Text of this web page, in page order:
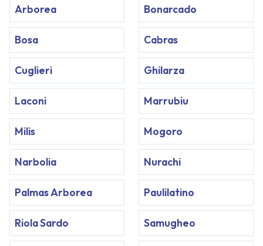
Arborea Bonarcado
Bosa Cabras
Cuglieri Ghilarza
Laconi Marrubiu
Milis Mogoro
Narbolia Nurachi
Palmas Arborea Paulilatino
Riola Sardo Samugheo